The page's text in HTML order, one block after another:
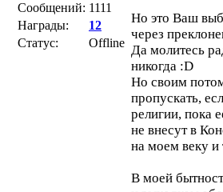
Сообщений: 1111
Награды:
12
Статус:
Offline
Но это Ваш
через
Да молитесь
никогда :D
Но своим
пропускать,
религии, пока
не внесут в
на моем веку и
В моей